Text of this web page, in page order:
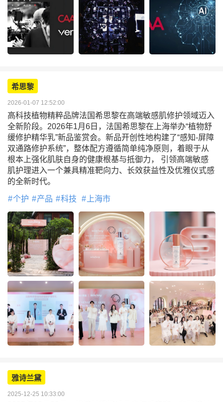
希思黎
2026-01-07 12:52:00
高科技植物精粹品牌法国希思黎在高端敏感肌修护领域迈入
全新阶段。2026年1月6日，法国希思黎在上海举办“植物舒
缓修护精华乳”新品鉴赏会。新品开创性地构建了“感知-屏障
双通路修护系统”，整体配方遵循简单纯净原则，着眼于从
根本上强化肌肤自身的健康根基与抵御力， 引领高端敏感
肌护理进入一个兼具精准靶向力、长效获益性及优雅仪式感
的全新时代。
个护 产品 科技 上海市
雅诗兰黛
2025-12-25 10:33:00